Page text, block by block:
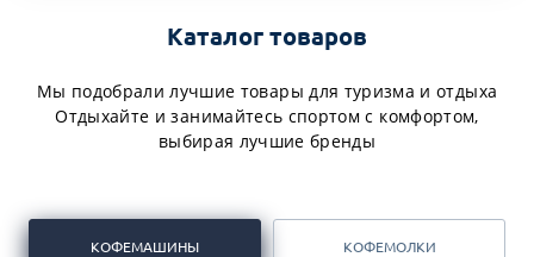
Каталог товаров
Мы подобрали лучшие товары для туризма и отдыха
Отдыхайте и занимайтесь спортом с комфортом,
выбирая лучшие бренды
КОФЕМАШИНЫ КОФЕМОЛКИ